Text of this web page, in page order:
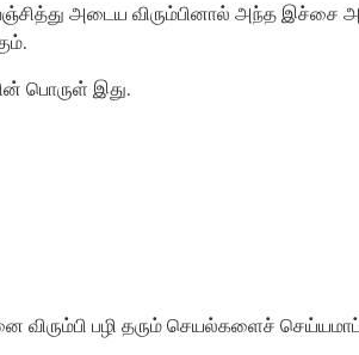
அடைய விரும்பினால் அந்த இச்சை
பொருள் இது.
விரும்பி பழி தரும் செயல்களைச்